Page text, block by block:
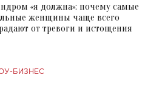
«я должна»: почему самые
женщины чаще всего
от тревоги и истощения
БИЗНЕС